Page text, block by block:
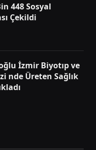
448 Sosyal
Çekildi
İzmir Biyotıp ve
nde Üreten Sağlık